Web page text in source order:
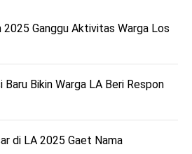
2025 Ganggu Aktivitas Warga Los
Baru Bikin Warga LA Beri Respon
di LA 2025 Gaet Nama